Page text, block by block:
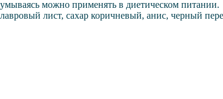
можно применять в диетическом питании.
лист, сахар коричневый, анис, черный